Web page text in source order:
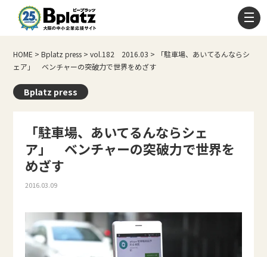
HOME >Bplatz press >vol.182 2016.03 >
「駐車場、あいてるんならシ
ェア」 ベンチャーの突破力で世界をめざす
Bplatz press
「駐車場、あいてるんならシェ
ア」 ベンチャーの突破力で世界を
めざす
2016.03.09